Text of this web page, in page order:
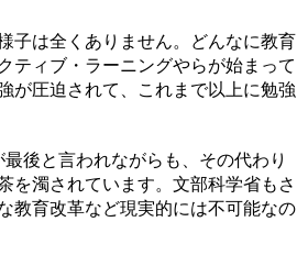
子は全くありません。どんなに教育
ティブ・ラーニングやらが始まって
が圧迫されて、これまで以上に勉強
後と言われながらも、その代わり
を濁されています。文部科学省もさ
教育改革など現実的には不可能なの